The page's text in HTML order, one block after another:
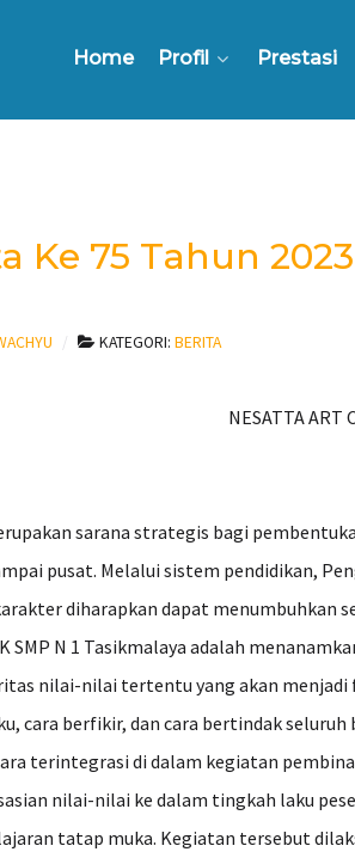
Home Profil Prestasi
Ke 75 Tahun 2023
KATEGORI: BERITA
NESATTA ART
sarana strategis bagi
pusat. Melalui sistem pendidikan,
diharapkan dapat menumbuhkan
SMP N 1 Tasikmalaya adalah
nilai-nilai tertentu yang akan
cara berfikir, dan cara bertindak
terintegrasi di dalam kegiatan
nilai-nilai ke dalam tingkah laku
tatap muka. Kegiatan tersebut